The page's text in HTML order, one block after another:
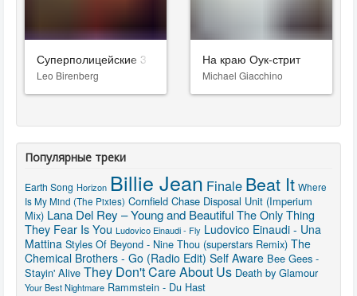
Суперполицейские 3
Leo Birenberg
На краю Оук-стрит
Michael Giacchino
Популярные треки
Earth Song Horizon Billie Jean Finale Beat It Where
Is My Mind (The Pixies) Cornfield Chase Disposal Unit (Imperium
Mix) Lana Del Rey – Young and BeautifulThe Only Thing
They Fear Is You Ludovico Einaudi - Fly Ludovico Einaudi - Una
Mattina Styles Of Beyond - Nine Thou (superstars Remix) The
Chemical Brothers - Go (Radio Edit) Self Aware Bee Gees -
Stayin' Alive They Don't Care About Us Death by Glamour
Your Best Nightmare Rammstein - Du Hast